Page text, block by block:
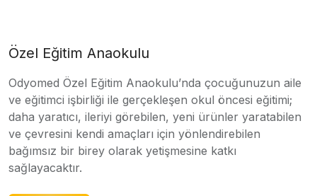
Özel Eğitim Anaokulu
Odyomed Özel Eğitim Anaokulu’nda çocuğunuzun aile
ve eğitimci işbirliği ile gerçekleşen okul öncesi eğitimi;
daha yaratıcı, ileriyi görebilen, yeni ürünler yaratabilen
ve çevresini kendi amaçları için yönlendirebilen
bağımsız bir birey olarak yetişmesine katkı
sağlayacaktır.